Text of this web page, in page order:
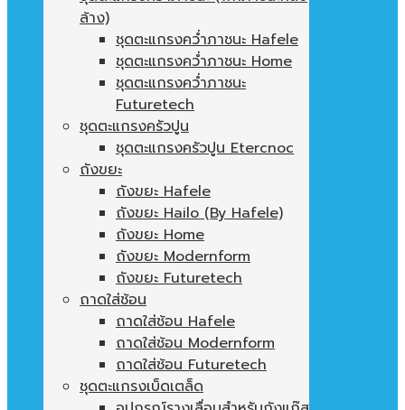
ล้าง)
ชุดตะแกรงคว่ำภาชนะ Hafele
ชุดตะแกรงคว่ำภาชนะ Home
ชุดตะแกรงคว่ำภาชนะ
Futuretech
ชุดตะแกรงครัวปูน
ชุดตะแกรงครัวปูน Etercnoc
ถังขยะ
ถังขยะ Hafele
ถังขยะ Hailo (By Hafele)
ถังขยะ Home
ถังขยะ Modernform
ถังขยะ Futuretech
ถาดใส่ช้อน
ถาดใส่ช้อน Hafele
ถาดใส่ช้อน Modernform
ถาดใส่ช้อน Futuretech
ชุดตะแกรงเบ็ดเตล็ด